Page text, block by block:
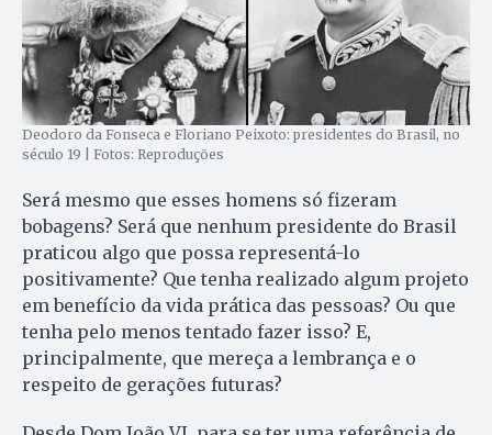
Deodoro da Fonseca e Floriano Peixoto: presidentes do Brasil, no
século 19 | Fotos: Reproduções
Será mesmo que esses homens só fizeram
bobagens? Será que nenhum presidente do Brasil
praticou algo que possa representá-lo
positivamente? Que tenha realizado algum projeto
em benefício da vida prática das pessoas? Ou que
tenha pelo menos tentado fazer isso? E,
principalmente, que mereça a lembrança e o
respeito de gerações futuras?